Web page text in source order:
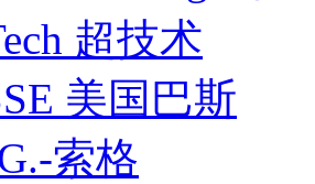
超技术
美国巴斯
索格